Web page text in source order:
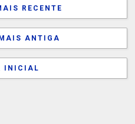
RECENTE
ANTIGA
INICIAL